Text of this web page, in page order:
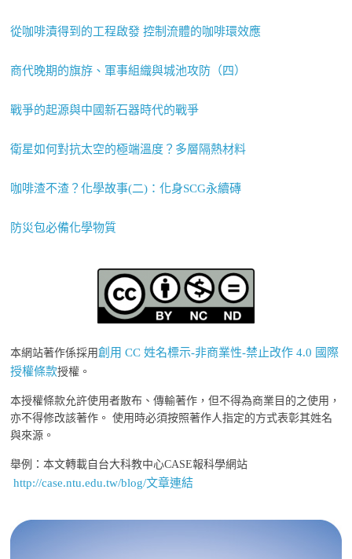
從咖啡漬得到的工程啟發 控制流體的咖啡環效應
商代晚期的旗斿、軍事組織與城池攻防（四）
戰爭的起源與中國新石器時代的戰爭
衛星如何對抗太空的極端溫度？多層隔熱材料
咖啡渣不渣？化學故事(二)：化身SCG永續磚
防災包必備化學物質
本網站著作係採用創用 CC 姓名標示-非商業性-禁止改作 4.0 國際
授權條款授權。
本授權條款允許使用者散布、傳輸著作，但不得為商業目的之使用，
亦不得修改該著作。 使用時必須按照著作人指定的方式表彰其姓名
與來源。
舉例：本文轉載自台大科教中心CASE報科學網站
http://case.ntu.edu.tw/blog/文章連結